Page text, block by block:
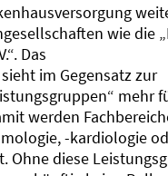
wie die
Das
im Gegensatz zur
mehr
werden
-kardiologie
Ohne diese